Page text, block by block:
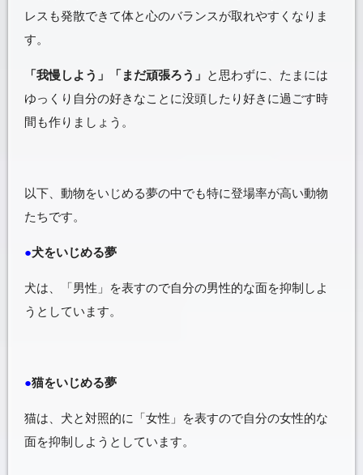
レスも発散できて体と心のバランスが取れやすくなりま
す。
「我慢しよう」「まだ頑張ろう」 と思わずに、たまには
ゆっくり自分の好きなことに没頭したり好きに過ごす時
間も作りましょう。
以下、動物をいじめる夢の中でも特に登場率が高い動物
たちです。
●犬をいじめる夢
犬は、「男性」を表すので自分の男性的な面を抑制しよ
うとしています。
●猫をいじめる夢
猫は、犬と対照的に「女性」を表すので自分の女性的な
面を抑制しようとしています。